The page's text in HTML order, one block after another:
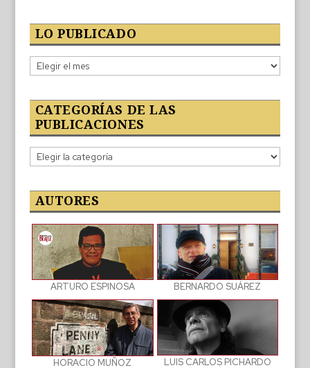
LO PUBLICADO
Lo
publicado
CATEGORÍAS DE LAS
PUBLICACIONES
Categorías
de
publicaciones
AUTORES
ARTURO ESPINOSA BERNARDO SUÁREZ
HORACIO MUÑOZ LUIS CARLOS PICHARDO